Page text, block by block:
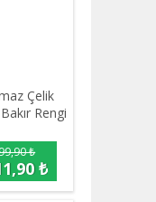
Çelik
Rengi
₺
₺